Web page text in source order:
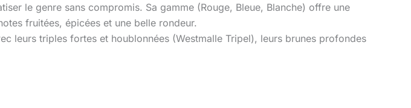
le genre sans compromis. Sa gamme (Rouge, Bleue, Blanche) offre une
fruitées, épicées et une belle rondeur.
leurs triples fortes et houblonnées (Westmalle Tripel), leurs brunes profondes